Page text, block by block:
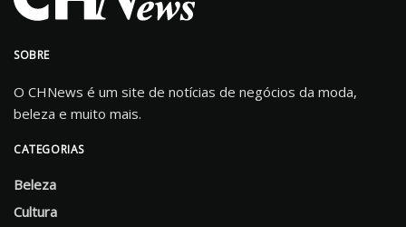
SOBRE
O CHNews é um site de notícias de negócios da moda,
beleza e muito mais.
CATEGORIAS
Beleza
Cultura